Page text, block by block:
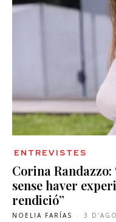
ENTREVISTES
Corina
sense haver
rendició”
NOELIA FARÍAS - 3